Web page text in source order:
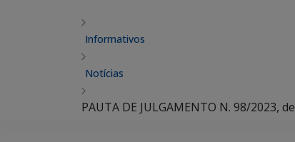
Informativos
Notícias
PAUTA DE JULGAMENTO N. 98/2023,